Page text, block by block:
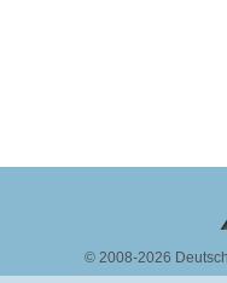
© 2008-2026